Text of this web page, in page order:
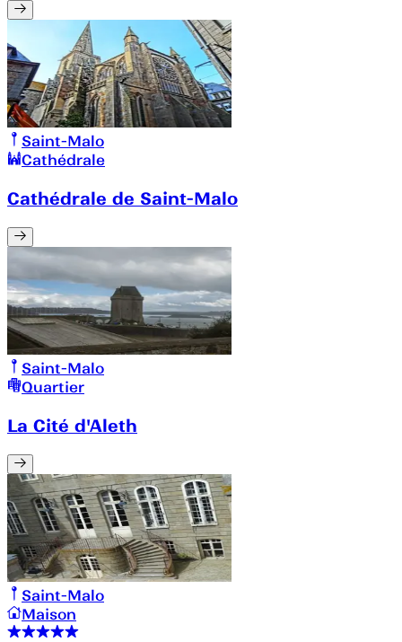
Saint-Malo
Cathédrale
Cathédrale de Saint-Malo
Saint-Malo
Quartier
La Cité d'Aleth
Saint-Malo
Maison